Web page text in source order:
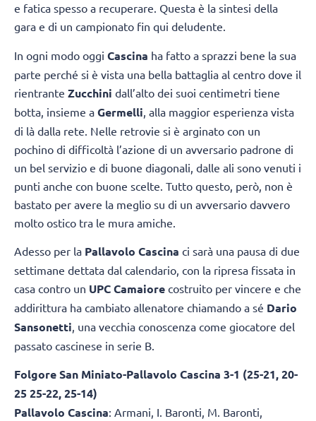
e fatica spesso a recuperare. Questa è la sintesi della
gara e di un campionato fin qui deludente.
In ogni modo oggi Cascina ha fatto a sprazzi bene la sua
parte perché si è vista una bella battaglia al centro dove il
rientrante Zucchini dall’alto dei suoi centimetri tiene
botta, insieme a Germelli , alla maggior esperienza vista
di là dalla rete. Nelle retrovie si è arginato con un
pochino di difficoltà l’azione di un avversario padrone di
un bel servizio e di buone diagonali, dalle ali sono venuti i
punti anche con buone scelte. Tutto questo, però, non è
bastato per avere la meglio su di un avversario davvero
molto ostico tra le mura amiche.
Adesso per la Pallavolo Cascina ci sarà una pausa di due
settimane dettata dal calendario, con la ripresa fissata in
casa contro un UPC Camaiore costruito per vincere e che
addirittura ha cambiato allenatore chiamando a sé Dario
Sansonetti , una vecchia conoscenza come giocatore del
passato cascinese in serie B.
Folgore San Miniato-Pallavolo Cascina 3-1 (25-21, 20-
25 25-22, 25-14)
Pallavolo Cascina: Armani, I. Baronti, M. Baronti,